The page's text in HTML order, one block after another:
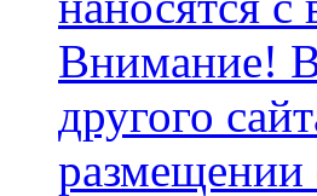
Внимание! В
другого
размещении